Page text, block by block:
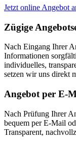
Jetzt online Angebot
Zügige
Nach Eingang Ihrer
Informationen
individuelles,
setzen wir uns direkt
Angebot per E-
Nach Prüfung Ihrer
bequem per E-Mail
Transparent,